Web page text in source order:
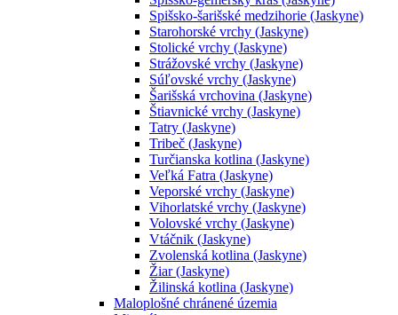
Spišsko-šarišské medzihorie (Jaskyne)
Starohorské vrchy (Jaskyne)
Stolické vrchy (Jaskyne)
Strážovské vrchy (Jaskyne)
Súľovské vrchy (Jaskyne)
Šarišská vrchovina (Jaskyne)
Štiavnické vrchy (Jaskyne)
Tatry (Jaskyne)
Tribeč (Jaskyne)
Turčianska kotlina (Jaskyne)
Veľká Fatra (Jaskyne)
Veporské vrchy (Jaskyne)
Vihorlatské vrchy (Jaskyne)
Volovské vrchy (Jaskyne)
Vtáčnik (Jaskyne)
Zvolenská kotlina (Jaskyne)
Žiar (Jaskyne)
Žilinská kotlina (Jaskyne)
Maloplošné chránené územia